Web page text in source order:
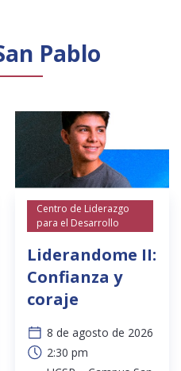
Pablo
Centro de Liderazgo
para el Desarrollo
Liderandome II:
Confianza y
coraje
8 de agosto de 2026
2:30 pm